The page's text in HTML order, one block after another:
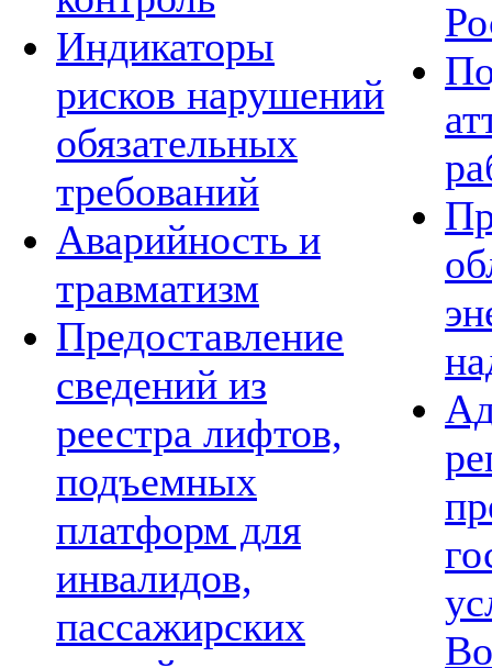
Индикаторы
рисков нарушений
обязательных
требований
Аварийность и
травматизм
Предоставление
сведений из
реестра лифтов,
подъемных
платформ для
инвалидов,
пассажирских